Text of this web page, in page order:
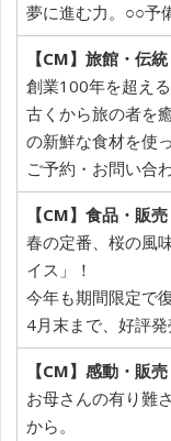
夢に進む力。○○予
【CM】旅館・伝
創業100年を超え
古くから旅の者を
の新鮮な食材を使
ご予約・お問い合
【CM】食品・販売
春の定番、桜の風
イス」！
今年も期間限定で
4月末まで、好評発
【CM】感動・販売
お母さんの有り難
から。